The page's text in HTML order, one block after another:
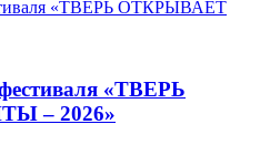
«ТВЕРЬ
– 2026»